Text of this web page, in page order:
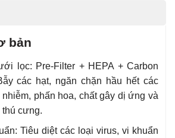
bản
lọc: Pre-Filter + HEPA + Carbon
các hạt, ngăn chặn hầu hết các
nhiễm, phấn hoa, chất gây dị ứng và
thú cưng.
Tiêu diệt các loại virus, vi khuẩn